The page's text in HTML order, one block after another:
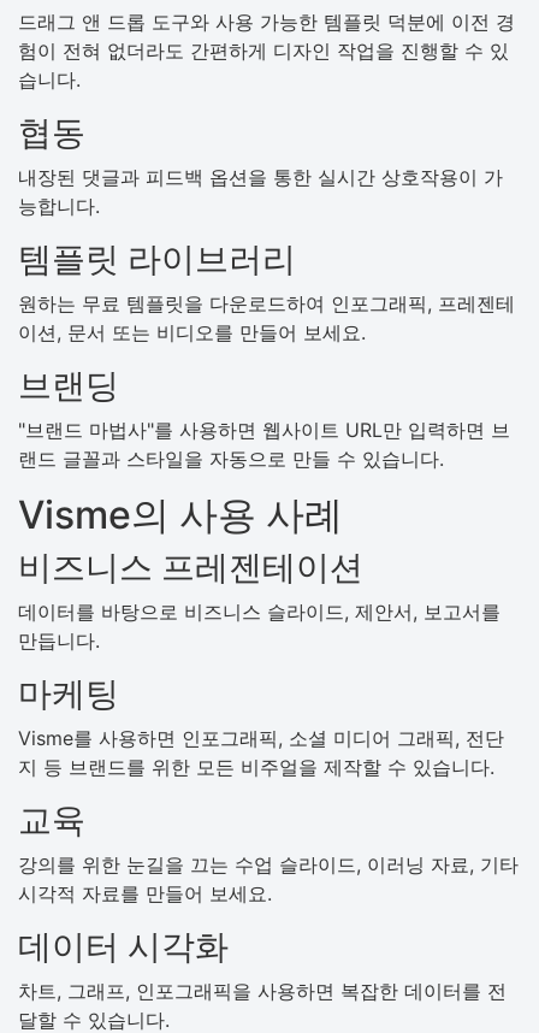
드래그 앤 드롭 도구와 사용 가능한 템플릿 덕분에 이전 경
험이 전혀 없더라도 간편하게 디자인 작업을 진행할 수 있
습니다.
협동
내장된 댓글과 피드백 옵션을 통한 실시간 상호작용이 가
능합니다.
템플릿 라이브러리
원하는 무료 템플릿을 다운로드하여 인포그래픽, 프레젠테
이션, 문서 또는 비디오를 만들어 보세요.
브랜딩
"브랜드 마법사"를 사용하면 웹사이트 URL만 입력하면 브
랜드 글꼴과 스타일을 자동으로 만들 수 있습니다.
Visme의 사용 사례
비즈니스 프레젠테이션
데이터를 바탕으로 비즈니스 슬라이드, 제안서, 보고서를
만듭니다.
마케팅
Visme를 사용하면 인포그래픽, 소셜 미디어 그래픽, 전단
지 등 브랜드를 위한 모든 비주얼을 제작할 수 있습니다.
교육
강의를 위한 눈길을 끄는 수업 슬라이드, 이러닝 자료, 기타
시각적 자료를 만들어 보세요.
데이터 시각화
차트, 그래프, 인포그래픽을 사용하면 복잡한 데이터를 전
달할 수 있습니다.